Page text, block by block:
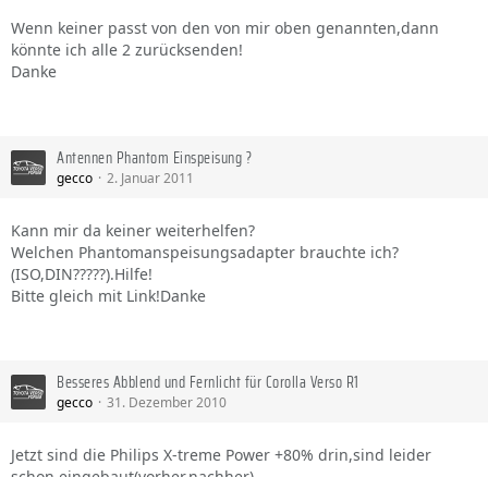
Wenn keiner passt von den von mir oben genannten,dann
könnte ich alle 2 zurücksenden!
Danke
Antennen Phantom Einspeisung ?
gecco 2. Januar 2011
Kann mir da keiner weiterhelfen?
Welchen Phantomanspeisungsadapter brauchte ich?
(ISO,DIN?????).Hilfe!
Bitte gleich mit Link!Danke
Besseres Abblend und Fernlicht für Corolla Verso R1
gecco 31. Dezember 2010
Jetzt sind die Philips X-treme Power +80% drin,sind leider